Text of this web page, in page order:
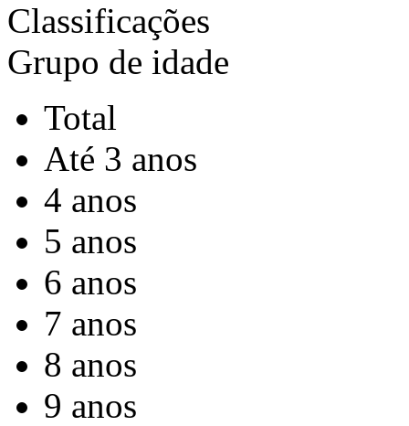
Classificações
Grupo de idade
Total
Até 3 anos
4 anos
5 anos
6 anos
7 anos
8 anos
9 anos